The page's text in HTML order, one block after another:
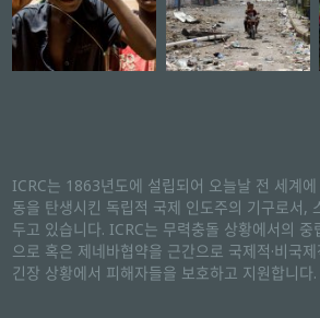
ICRC는 1863년도에 설립되어 오늘날 전 세계
동을 탄생시킨 독립적 국제 인도주의 기구로서,
두고 있습니다. ICRC는 무력충돌 상황에서의 중
으로 혹은 제네바협약을 근간으로 국제적·비국
긴장 상황에서 피해자들을 보호하고 지원합니다.